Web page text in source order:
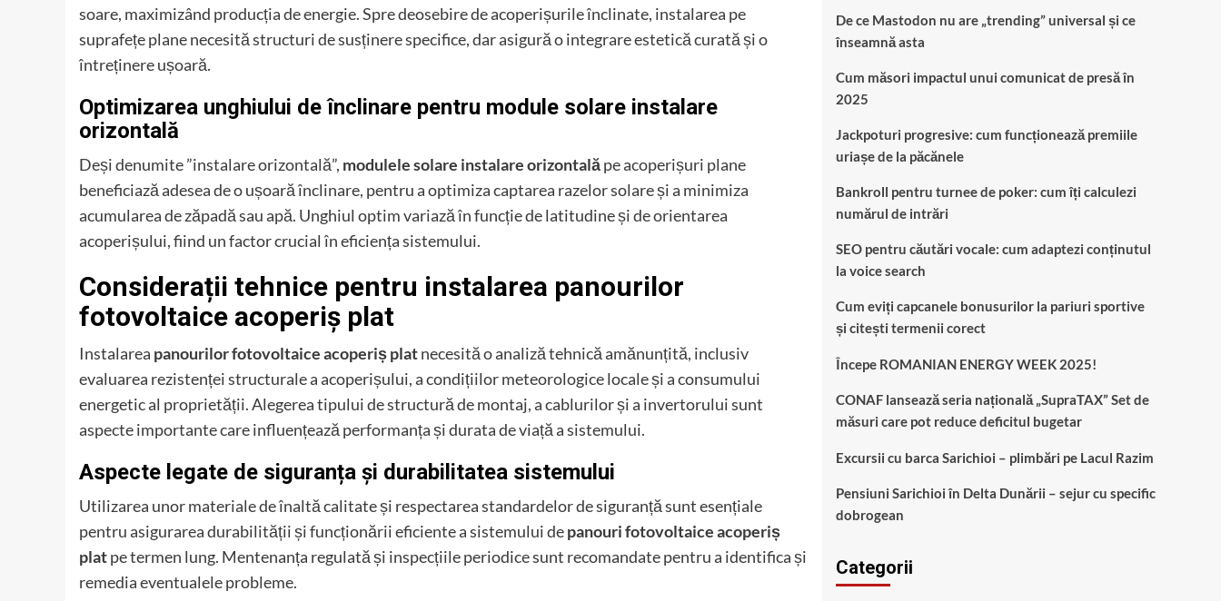
soare, maximizând producția de energie. Spre deosebire de acoperișurile înclinate, instalarea pe
suprafețe plane necesită structuri de susținere specifice, dar asigură o integrare estetică curată și o
întreținere ușoară.
Optimizarea unghiului de înclinare pentru module solare instalare
orizontală
Deși denumite ”instalare orizontală”, modulele solare instalare orizontalăpe acoperișuri plane
beneficiază adesea de o ușoară înclinare, pentru a optimiza captarea razelor solare și a minimiza
acumularea de zăpadă sau apă. Unghiul optim variază în funcție de latitudine și de orientarea
acoperișului, fiind un factor crucial în eficiența sistemului.
Considerații tehnice pentru instalarea panourilor
fotovoltaice acoperiș plat
Instalarea panourilor fotovoltaice acoperiș platnecesită o analiză tehnică amănunțită, inclusiv
evaluarea rezistenței structurale a acoperișului, a condițiilor meteorologice locale și a consumului
energetic al proprietății. Alegerea tipului de structură de montaj, a cablurilor și a invertorului sunt
aspecte importante care influențează performanța și durata de viață a sistemului.
Aspecte legate de siguranța și durabilitatea sistemului
Utilizarea unor materiale de înaltă calitate și respectarea standardelor de siguranță sunt esențiale
pentru asigurarea durabilității și funcționării eficiente a sistemului depanouri fotovoltaice acoperiș
platpe termen lung. Mentenanța regulată și inspecțiile periodice sunt recomandate pentru a identifica și
remedia eventualele probleme.
De ce Mastodon nu are „trending” universal și ce
înseamnă asta
Cum măsori impactul unui comunicat de presă în
2025
Jackpoturi progresive: cum funcționează premiile
uriașe de la păcănele
Bankroll pentru turnee de poker: cum îți calculezi
numărul de intrări
SEO pentru căutări vocale: cum adaptezi conținutul
la voice search
Cum eviți capcanele bonusurilor la pariuri sportive
și citești termenii corect
Începe ROMANIAN ENERGY WEEK 2025!
CONAF lansează seria națională „SupraTAX” Set de
măsuri care pot reduce deficitul bugetar
Excursii cu barca Sarichioi – plimbări pe Lacul Razim
Pensiuni Sarichioi în Delta Dunării – sejur cu specific
dobrogean
Categorii